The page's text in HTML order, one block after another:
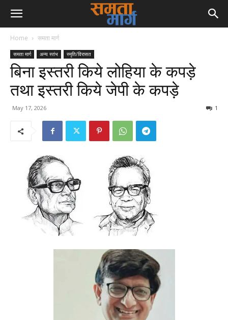
Home समता मार्ग
समता मार्ग अन्य स्तंभ स्मृति/विरासत
बिना इस्तरी किये लोहिया के कपड़े
तथा इस्तरी किये जेपी के कपड़े
May 17, 2026 1